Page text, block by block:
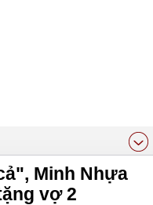
Minh Nhựa
vợ 2